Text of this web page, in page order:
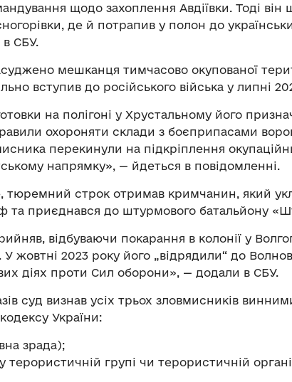
щодо захоплення Авдіївки. Тоді він
де й потрапив у полон до
в СБУ.
мешканця тимчасово окупованої
вступив до російського війська у липні
на полігоні у Хрустальному його
охороняти склади з боєприпасами
перекинули на підкріплення
напрямку», — йдеться в повідомленні.
тюремний строк отримав кримчанин, який
та приєднався до штурмового батальйону
відбуваючи покарання в колонії у
жовтні 2023 року його „відрядили“ до
діях проти Сил оборони», — додали в СБУ.
суд визнав усіх трьох зловмисників
України:
зрада);
терористичній групі чи терористичній